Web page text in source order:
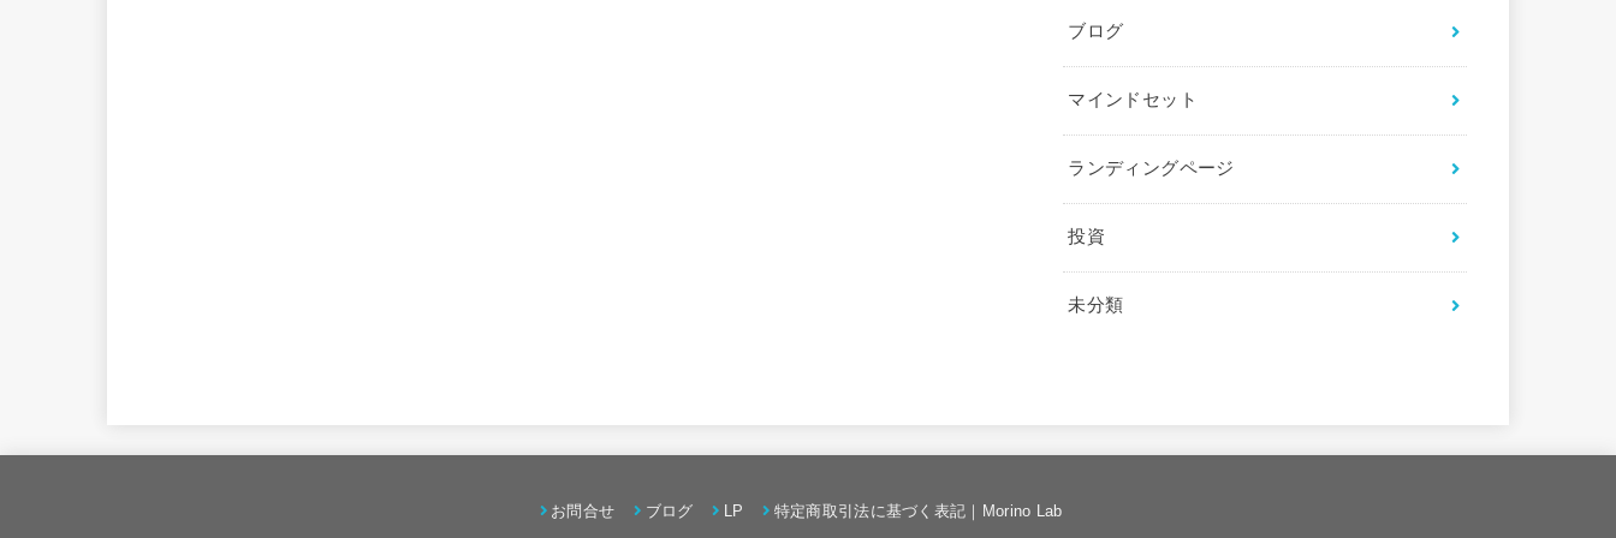
ブログ
マインドセット
ランディングページ
投資
未分類
お問合せ ブログ LP 特定商取引法に基づく表記｜Morino Lab